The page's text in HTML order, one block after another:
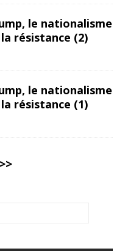
le nationalisme
résistance (2)
le nationalisme
résistance (1)